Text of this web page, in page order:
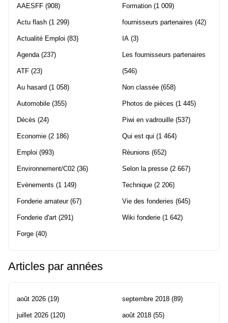
AAESFF (908)
Actu flash (1 299)
Actualité Emploi (83)
Agenda(237)
ATF (23)
Au hasard (1 058)
Automobile (355)
Décès (24)
Economie (2 186)
Emploi (993)
Environnement/C02 (36)
Evènements (1 149)
Fonderie amateur(67)
Fonderie d'art (291)
Forge (40)
Formation (1 009)
fournisseurs partenaires (42)
IA (3)
Les fournisseurs partenaires
(546)
Non classée (658)
Photos de pièces (1 445)
Piwi en vadrouille (537)
Qui est qui (1 464)
Réunions (652)
Selon la presse (2 667)
Technique (2 206)
Vie des fonderies (645)
Wiki fonderie (1 642)
Articles par années
août 2026 (19)
juillet 2026 (120)
septembre 2018 (89)
août 2018 (55)